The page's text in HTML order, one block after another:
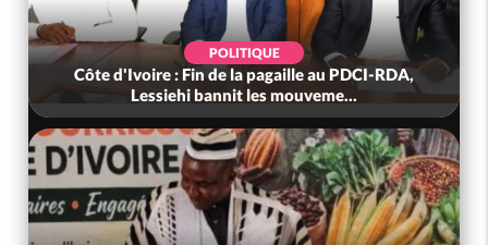
POLITIQUE
Côte d'Ivoire : Fin de la pagaille au PDCI-RDA,
Lessiehi bannit les mouveme...